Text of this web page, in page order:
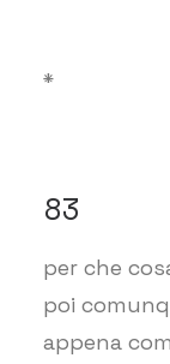
*
83
per che
poi
appena